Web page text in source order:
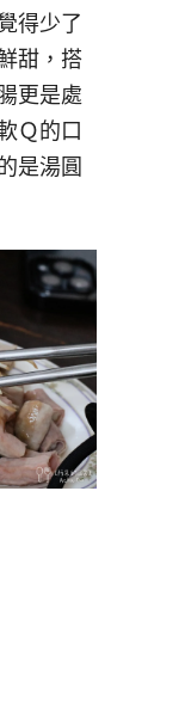
得少了
甜，搭
更是處
Ｑ的口
是湯圓